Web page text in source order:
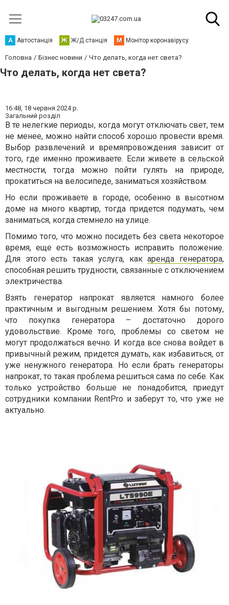
А Автостанція Ж Ж/Д станція М Монітор коронавірусу
Головна Бізнес новини Что делать, когда нет света?
Что делать, когда нет света?
16:48, 18 червня 2024 р.
Загальний розділ
В те нелегкие периоды, когда могут отключать свет, тем
не менее, можно найти способ хорошо провести время.
Выбор развлечений и времяпровождения зависит от
того, где именно проживаете. Если живете в сельской
местности, тогда можно пойти гулять на природе,
прокатиться на велосипеде, заниматься хозяйством.
Но если проживаете в городе, особенно в высотном
доме на много квартир, тогда придется подумать, чем
заниматься, когда стемнело на улице.
Помимо того, что можно посидеть без света некоторое
время, еще есть возможность исправить положение.
Для этого есть такая услуга, какаренда генератора,
способная решить трудности, связанные с отключением
электричества.
Взять генератор напрокат является намного более
практичным и выгодным решением. Хотя бы потому,
что покупка генератора – достаточно дорого
удовольствие. Кроме того, проблемы со светом не
могут продолжаться вечно. И когда все снова войдет в
привычный режим, придется думать, как избавиться, от
уже ненужного генератора. Но если брать генераторы
напрокат, то такая проблема решиться сама по себе. Как
только устройство больше не понадобится, приедут
сотрудники компании RentPro и заберут то, что уже не
актуально.